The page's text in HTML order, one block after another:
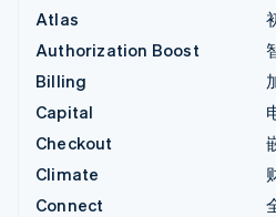
Atlas
Authorization Boost
Billing
Capital
Checkout
Climate
Connect